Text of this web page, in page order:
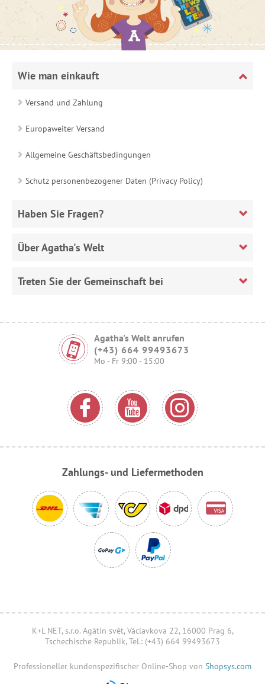
Wie man einkauft
Versand und Zahlung
Europaweiter Versand
Allgemeine Geschäftsbedingungen
Schutz personenbezogener Daten (Privacy Policy)
Haben Sie Fragen?
Über Agatha's Welt
Treten Sie der Gemeinschaft bei
Agatha's Welt anrufen
(+43) 664 99493673
Mo - Fr 9:00 - 15:00
Zahlungs- und Liefermethoden
K+L NET, s.r.o. Agátin svět, Václavkova 22, 16000 Prag 6,
Tschechische Republik, Tel.: (+43) 664 99493673
Professioneller kundenspezifischer Online-Shop von Shopsys.com